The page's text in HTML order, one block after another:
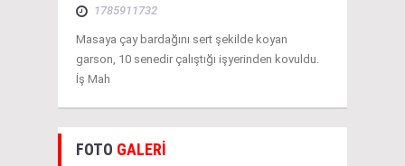
1785911732
Masaya çay bardağını sert şekilde koyan
garson, 10 senedir çalıştığı işyerinden kovuldu.
İş Mah
FOTO GALERİ